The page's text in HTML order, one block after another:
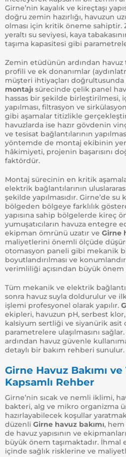
Girne’nin kayalık ve kireçtaşı
doğru zemin hazırlığı, havuzun
olması için kritik öneme sahiptir.
yeraltı su seviyesi, kaya
taşıma kapasitesi gibi
Zemin etüdünün ardından
profili ve ek donanımlar
müşteri ihtiyaçları
montajı sürecinde çelik panel
hassas bir şekilde birleştirilmesi,
yapılması, filtrasyon ve
gibi aşamalar titizlikle
havuzlarda ise hazır gövdenin
ve tesisat bağlantılarının
yöntemde de montaj ekibinin
hâkimiyeti, projenin başarısını
faktördür.
Montaj sürecinin en kritik
elektrik bağlantılarının
şekilde yapılmasıdır. Girne’de su
bölgeden bölgeye farklılık
yapısına sahip bölgelerde kireç
yumuşatıcıların havuza entegre
ekipman ömrünü uzatır ve Girne
maliyetlerini önemli ölçüde
otomasyon paneli gibi mekanik
boyutlandırılması ve
verimliliği açısından büyük önem
Tüm mekanik ve elektrik
sonra havuz suyla doldurulur ve
işlemi profesyonel olarak yapılır.
ekipleri, havuzun pH, serbest
kalsiyum sertliği ve siyanürik
parametrelere ulaşılmasını
ardından havuz güvenle
detaylı bir bakım rehberi sunulur.
Girne Havuz Bakımı
Kapsamlı Rehber
Girne’nin sıcak ve nemli iklimi,
bakteri, alg ve mikro organizma
hazırlayabilecek koşullar
düzenli Girne havuz bakımı, hem
de havuz yapısının ve
büyük önem taşımaktadır. İhmal
içinde sağlık risklerine ve